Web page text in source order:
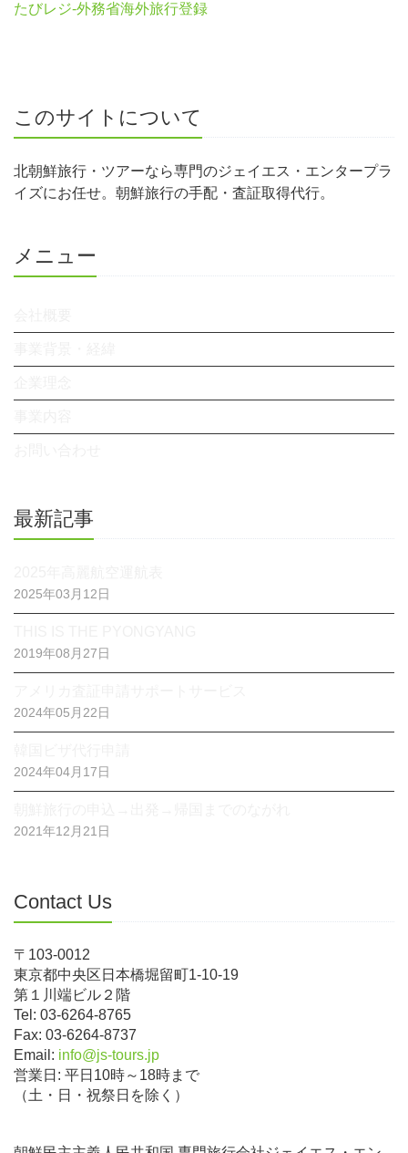
たびレジ-外務省海外旅行登録
このサイトについて
北朝鮮旅行・ツアーなら専門のジェイエス・エンタープラ
イズにお任せ。朝鮮旅行の手配・査証取得代行。
メニュー
最新記事
2025年03月12日
2019年08月27日
2024年05月22日
2024年04月17日
2021年12月21日
Contact Us
〒103-0012
東京都中央区日本橋堀留町1-10-19
第１川端ビル２階
Tel: 03-6264-8765
Fax: 03-6264-8737
Email: info@js-tours.jp
営業日: 平日10時～18時まで
（土・日・祝祭日を除く）